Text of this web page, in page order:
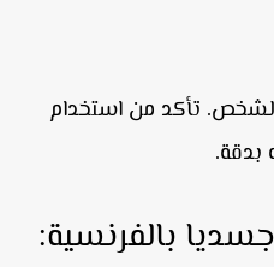
تأكد من استخدام
بالفرنسية: